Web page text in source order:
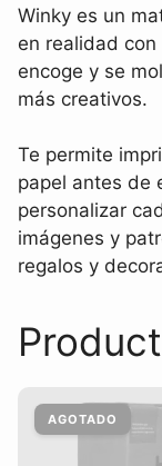
Winky es un
en realidad
encoge y se
más creativos.
Te permite
papel antes de
personalizar
imágenes y
regalos y